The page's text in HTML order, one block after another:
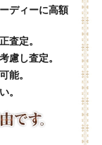
ディーに高額
査定。
慮し査定。
能。
。